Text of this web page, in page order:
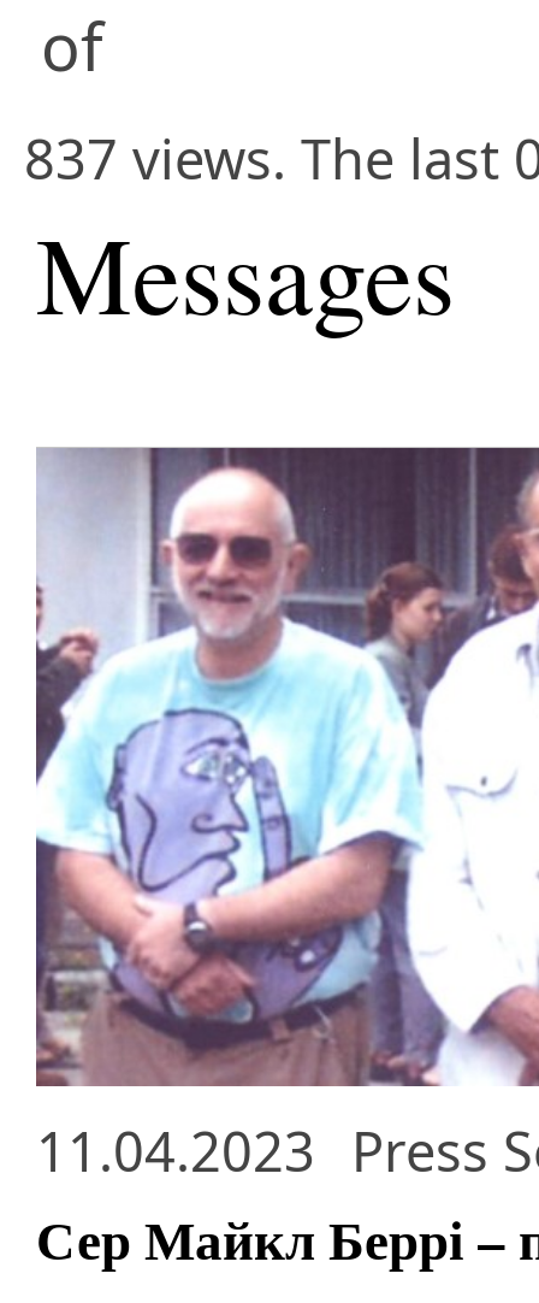
of
837 views. The last
Messages
11.04.2023 Press
Сер Майкл Беррі –